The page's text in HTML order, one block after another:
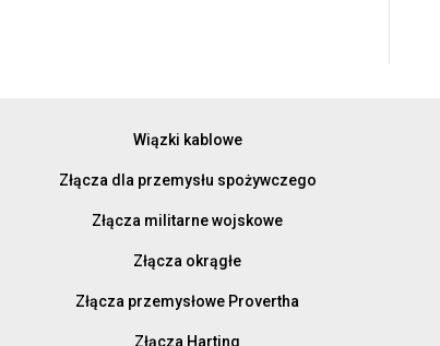
Wiązki kablowe
Złącza dla przemysłu spożywczego
Złącza militarne wojskowe
Złącza okrągłe
Złącza przemysłowe Provertha
Złącza Harting